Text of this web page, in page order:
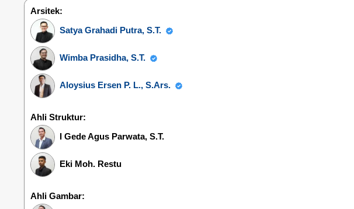
Arsitek:
Satya Grahadi Putra, S.T.
Wimba Prasidha, S.T.
Aloysius Ersen P. L., S.Ars.
Ahli Struktur:
I Gede Agus Parwata, S.T.
Eki Moh. Restu
Ahli Gambar: